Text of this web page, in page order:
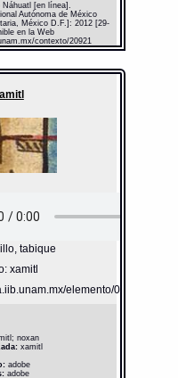
Náhuatl [en línea].
Autónoma de México
México D.F.]: 2012 [29-
en la Web
contexto/20921
tabique
xamitl
elemento/05.01.11
noxan
xamitl
adobe
adobe